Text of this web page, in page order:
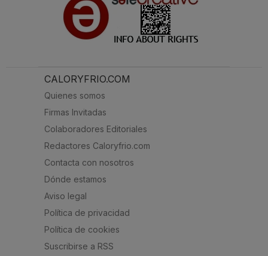
CALORYFRIO.COM
Quienes somos
Firmas Invitadas
Colaboradores Editoriales
Redactores Caloryfrio.com
Contacta con nosotros
Dónde estamos
Aviso legal
Política de privacidad
Política de cookies
Suscribirse a RSS